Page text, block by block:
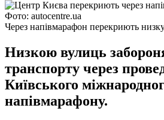
Фото: autocentre.ua
Через напівмарафон перекриють
Низкою вулиць
транспорту через
Київського
напівмарафону.